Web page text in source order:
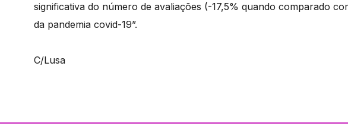
significativa do número de avaliações (-17,5% quando comparado
da pandemia covid-19”.
C/Lusa